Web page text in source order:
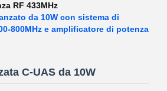
RF 433MHz
da 10W con sistema di
800MHz e amplificatore di potenza
C-UAS da 10W